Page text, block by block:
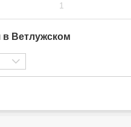
1
в Ветлужском